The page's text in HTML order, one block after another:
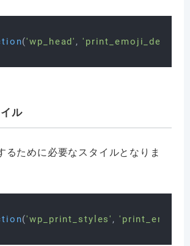
('wp_head' ,
ル
るために必要なスタイルとなりま
('wp_print_styles' ,